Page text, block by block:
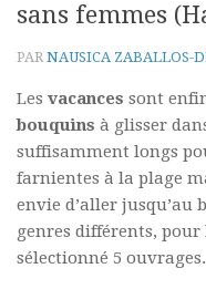
sans femmes
PAR NAUSICA ZABALLOS-
Les vacances sont
bouquins à glisser
suffisamment longs
farnientes à la plage
envie d’aller jusqu’au
genres différents, pour
sélectionné 5 ouvrages.